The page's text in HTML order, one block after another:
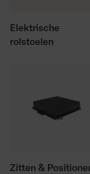
Elektrische
rolstoelen
Zitten &